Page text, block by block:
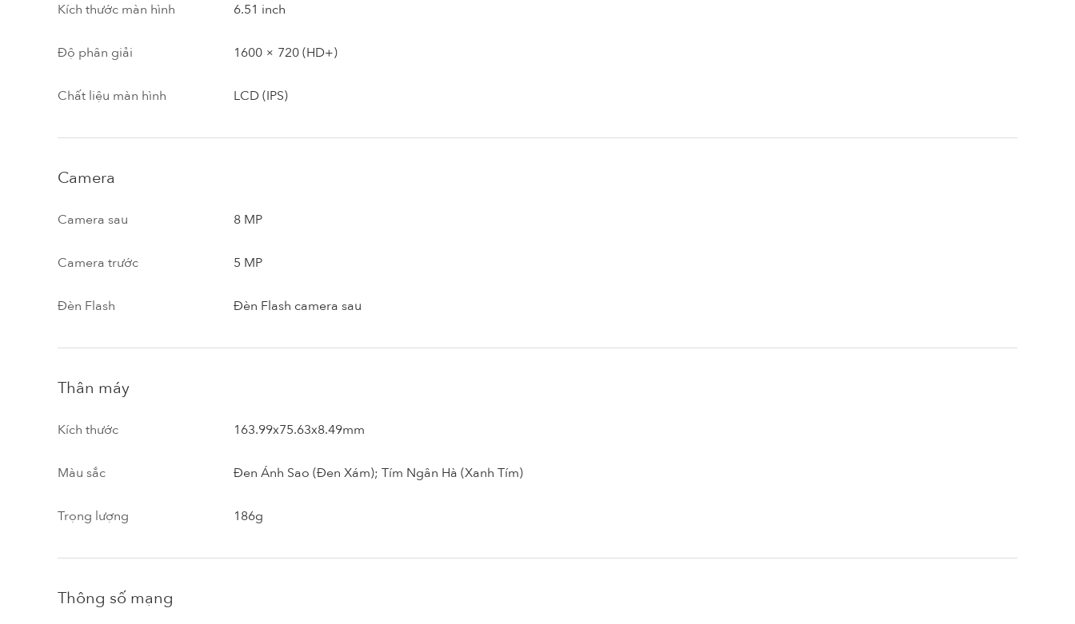
Kích thước màn hình 6.51 inch
Độ phân giải 1600 × 720 (HD+)
Chất liệu màn hình LCD (IPS)
Camera
Camera sau 8 MP
Camera trước 5 MP
Đèn Flash Đèn Flash camera sau
Thân máy
Kích thước 163.99x75.63x8.49mm
Màu sắc Đen Ánh Sao (Đen Xám); Tím Ngân Hà (Xanh Tím)
Trọng lượng 186g
Thông số mạng